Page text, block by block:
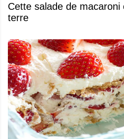
Cette salade de
terre